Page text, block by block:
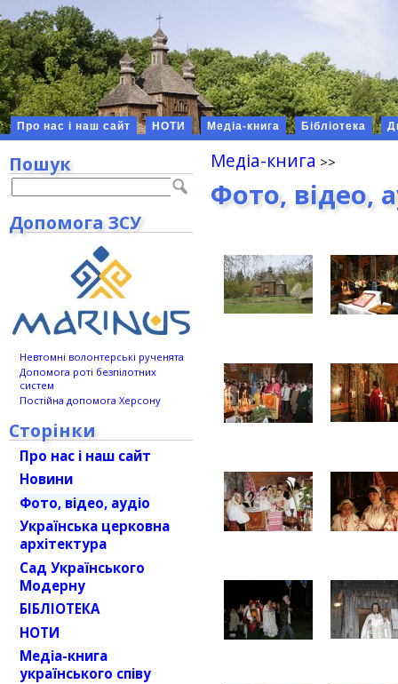
Про нас і наш сайт НОТИ Медіа-книга Бібліотека
Медіа-книга
Фото, відео,
Пошук
Допомога ЗСУ
Невтомні волонтерські рученята
Допомога роті безпілотних
систем
Постійна допомога Херсону
Сторінки
Про нас і наш сайт
Новини
Фото, відео, аудіо
Українська церковна
архітектура
Сад Українського
Модерну
БІБЛІОТЕКА
НОТИ
Медіа-книга
українського співу